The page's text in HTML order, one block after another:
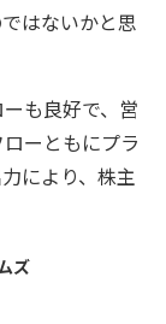
はないかと思
も良好で、営
ーともにプラ
により、株主
ズ